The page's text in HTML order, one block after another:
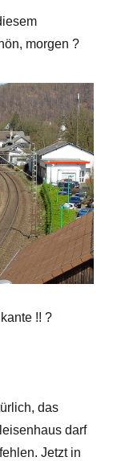
morgen ?
!! ?
das
darf
Jetzt in